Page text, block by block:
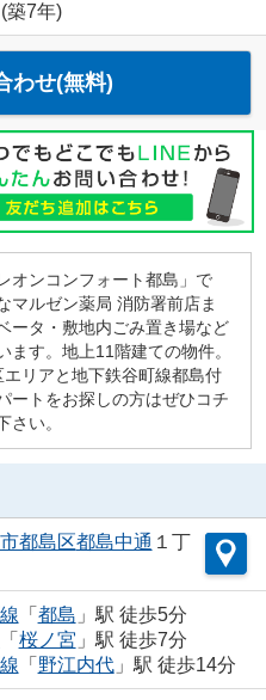
築7年)
わせ(無料)
オンコンフォート都島」で
マルゼン薬局 消防署前店ま
ータ・敷地内ごみ置き場など
す。地上11階建ての物件。
リアと地下鉄谷町線都島付
ートをお探しの方はぜひコチ
さい。
都島区都島中通 １丁
「 都島 」駅 徒歩5分
「 桜ノ宮 」駅 徒歩7分
「 野江内代」駅 徒歩14分